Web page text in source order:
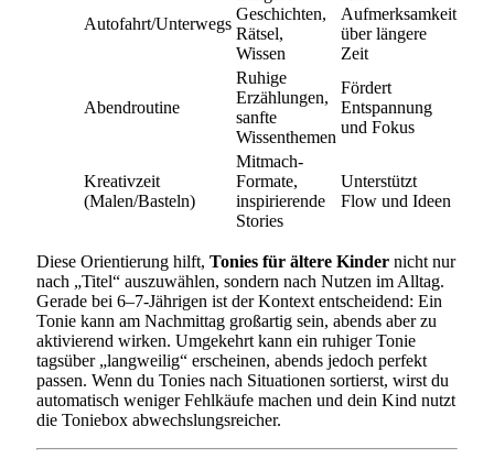
Autofahrt/Unterwegs
Geschichten,
Rätsel,
Wissen
Aufmerksamkeit
über längere
Zeit
Abendroutine
Ruhige
Erzählungen,
sanfte
Wissenthemen
Fördert
Entspannung
und Fokus
Kreativzeit
(Malen/Basteln)
Mitmach-
Formate,
inspirierende
Stories
Unterstützt
Flow und Ideen
Diese Orientierung hilft, Tonies für ältere Kinder nicht nur
nach „Titel“ auszuwählen, sondern nach Nutzen im Alltag.
Gerade bei 6–7-Jährigen ist der Kontext entscheidend: Ein
Tonie kann am Nachmittag großartig sein, abends aber zu
aktivierend wirken. Umgekehrt kann ein ruhiger Tonie
tagsüber „langweilig“ erscheinen, abends jedoch perfekt
passen. Wenn du Tonies nach Situationen sortierst, wirst du
automatisch weniger Fehlkäufe machen und dein Kind nutzt
die Toniebox abwechslungsreicher.